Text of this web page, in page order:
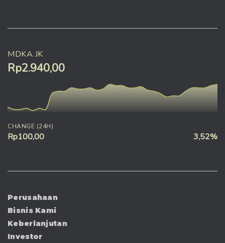
MDKA.JK
Rp2.940,00
CHANGE (24H)
Rp100,00 3,52%
Perusahaan
Bisnis Kami
Keberlanjutan
Investor